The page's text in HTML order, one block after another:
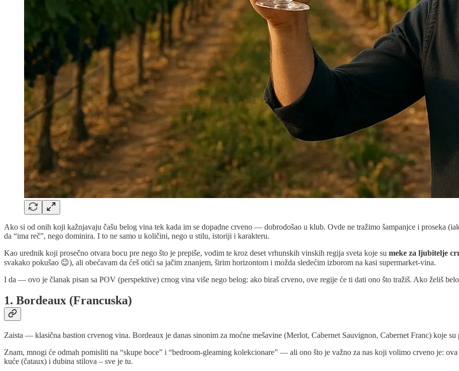
Ako si od onih koji kažnjavaju čašu belog vina tek kada im se dopadne crveno — dobrodošao u klub. Ovde ne tražimo šampanjce i proseka
da “ima reč”, nego dominira. I to ne samo u količini, nego u stilu, istoriji i karakteru.
Kao urednik koji prosečno otvara bocu pre nego što je prepiše, vodim te kroz deset vrhunskih vinskih regija sveta koje su meke za ljubitelje
svakako pokušao 😉), ali obećavam da ćeš otići sa jačim znanjem, širim horizontom i možda sledećim izborom na kasi supermarket-vina.
I da — ovo je članak pisan sa POV (perspektive) crnog vina više nego belog: ako biraš crveno, ove regije će ti dati ono što tražiš. Ako želiš
1. Bordeaux (Francuska)
Zaista — klasična bastion crvenog vina. Bordeaux je danas sinonim za moćne mešavine (Merlot, Cabernet Sauvignon, Cabernet Franc) koje
Znam, mnogi će odmah pomisliti na “skupe boce” i “bedroom-gleaming kolekcionare” — ali ono što je važno za nas koji volimo crveno je:
kuće (čataux) i dubina stilova – sve je tu.